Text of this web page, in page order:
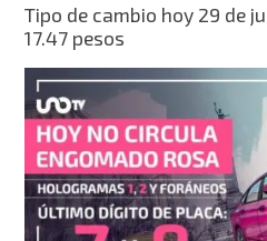
Tipo de cambio hoy 29 de
17.47 pesos